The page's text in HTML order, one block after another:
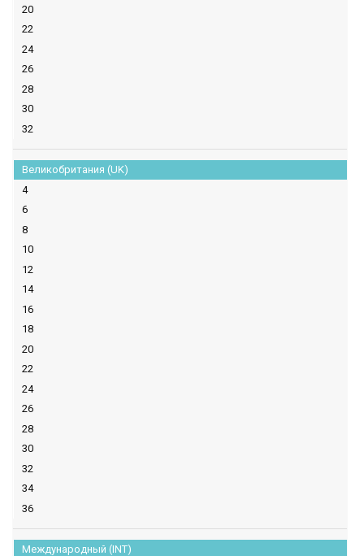
20
22
24
26
28
30
32
Великобритания (UK)
4
6
8
10
12
14
16
18
20
22
24
26
28
30
32
34
36
Международный (INT)